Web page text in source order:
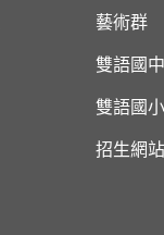
藝術群
雙語國
雙語國
招生網站